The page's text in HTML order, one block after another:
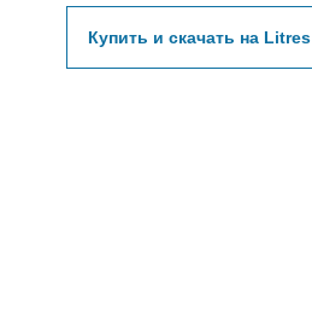
Купить и скачать на Litres